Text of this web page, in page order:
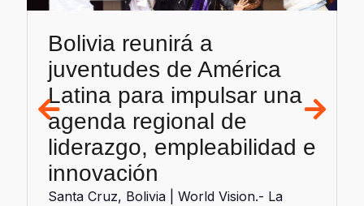
Bolivia reunirá a
juventudes de América
Latina para impulsar una
agenda regional de
liderazgo, empleabilidad e
innovación
Santa Cruz, Bolivia | World Vision.- La